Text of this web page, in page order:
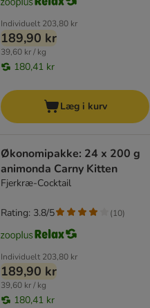
Individuelt 203,80 kr
189,90 kr
39,60 kr / kg
180,41 kr
Læg i kurv
Økonomipakke: 24 x 200 g
animonda Carny Kitten
Fjerkræ-Cocktail
Individuelt 203,80 kr
189,90 kr
39,60 kr / kg
180,41 kr
Rating: 3.8/5 (10)